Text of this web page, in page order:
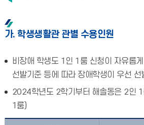
가. 학생생활관 관별 수용인원
비장애 학생도 1인 1룸 신청이 자유롭
선발기준 등에 따라 장애학생이 우선 선
2024학년도 2학기부터 해솔동은 2인
1룸)